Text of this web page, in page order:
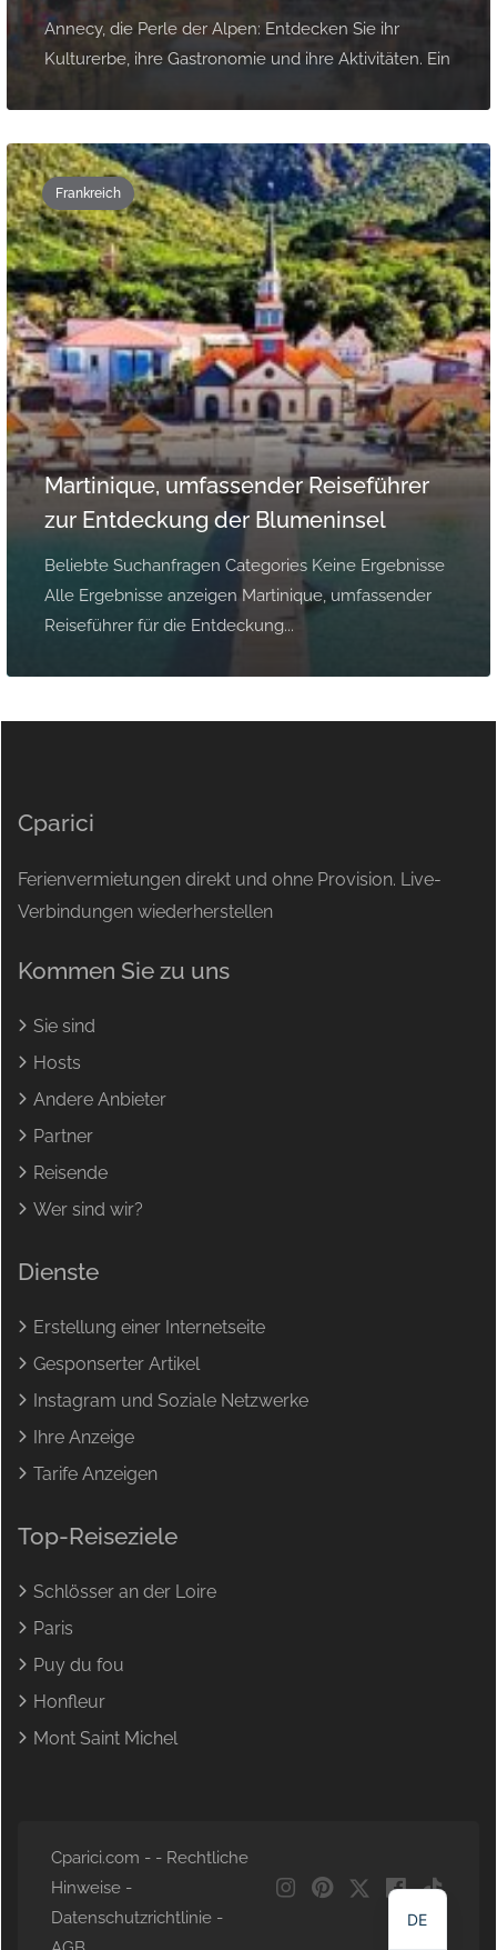
Annecy, die Perle der Alpen: Entdecken Sie ihr
Kulturerbe, ihre Gastronomie und ihre Aktivitäten. Ein
Frankreich
Martinique, umfassender Reiseführer
zur Entdeckung der Blumeninsel
Beliebte Suchanfragen Categories Keine Ergebnisse
Alle Ergebnisse anzeigen Martinique, umfassender
Reiseführer für die Entdeckung...
Cparici
Ferienvermietungen direkt und ohne Provision. Live-
Verbindungen wiederherstellen
Kommen Sie zu uns
Sie sind
Hosts
Andere Anbieter
Partner
Reisende
Wer sind wir?
Dienste
Erstellung einer Internetseite
Gesponserter Artikel
Instagram und Soziale Netzwerke
Ihre Anzeige
Tarife Anzeigen
Top-Reiseziele
Schlösser an der Loire
Paris
Puy du fou
Honfleur
Mont Saint Michel
Cparici.com - - Rechtliche
Hinweise -
Datenschutzrichtlinie -
DE
FR